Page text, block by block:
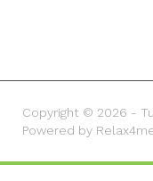
Copyright © 2026 -
Powered by